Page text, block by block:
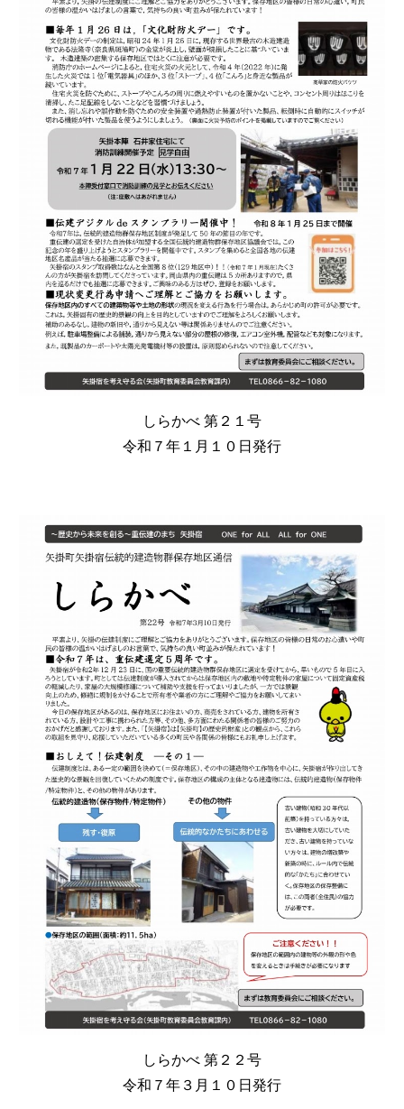
しらかべ 第 ２１ 号
令和 ７ 年１月１０日発行
しらかべ 第 ２２ 号
令和７年 ３ 月１０日発行